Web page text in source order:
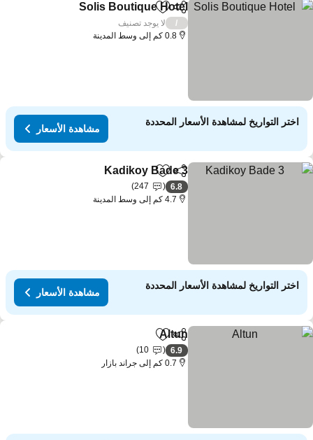
مشاركةAdd to favorites
Solis Boutique Hotel
لا يوجد تصنيف
0.8 كم إلى وسط المدينة
اختر التواريخ لمشاهدة الأسعار المحددة
مشاهدة الأسعار
مشاركةAdd to favorites
Kadikoy Bade 3
6.8
247
4.7 كم إلى وسط المدينة
اختر التواريخ لمشاهدة الأسعار المحددة
مشاهدة الأسعار
مشاركةAdd to favorites
Altun
6.9
10
0.7 كم إلى جراند بازار